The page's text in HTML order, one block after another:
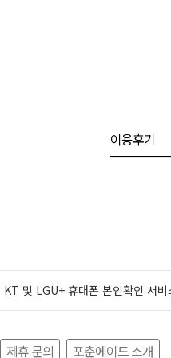
이용후기
KT 및 LGU+ 휴대폰 본인확인 서
제휴 문의 포춘에이드 소개